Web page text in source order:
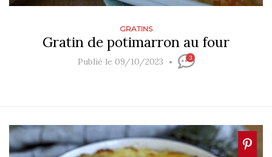
GRATINS
Gratin de potimarron au four
Publié le 09/10/2023 3